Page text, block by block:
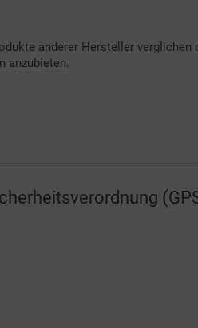
anderer Hersteller
anzubieten.